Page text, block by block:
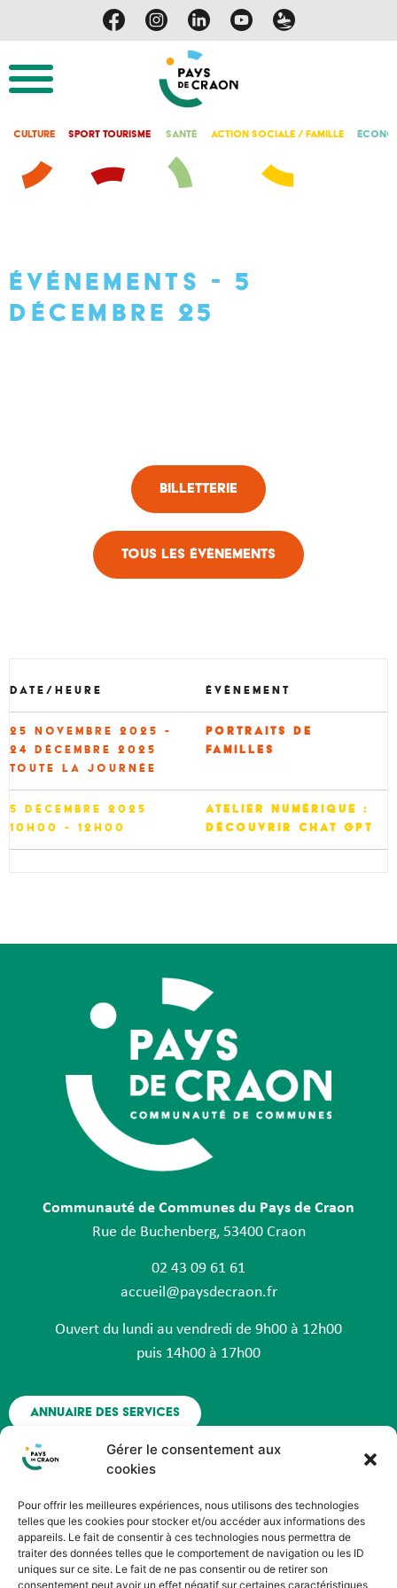
Gérer le consentement aux
cookies
Pour offrir les meilleures expériences, nous utilisons des technologies
telles que les cookies pour stocker et/ou accéder aux informations des
appareils. Le fait de consentir à ces technologies nous permettra de
traiter des données telles que le comportement de navigation ou les ID
uniques sur ce site. Le fait de ne pas consentir ou de retirer son
consentement peut avoir un effet négatif sur certaines caractéristiques
Culture Sport Tourisme Santé Action Sociale / Famille
Événements - 5
décembre 25
Billetterie
Tous les évènements
Date/heure Évènement
25 novembre 2025 -
24 décembre 2025
Toute la journée
Portraits de
familles
5 décembre 2025
10h00 - 12h00
Atelier numérique :
Découvrir Chat GPT
Communauté de Communes du Pays de Craon
Rue de Buchenberg, 53400 Craon
02 43 09 61 61
accueil@paysdecraon.fr
Ouvert du lundi au vendredi de 9h00 à 12h00
puis 14h00 à 17h00
Annuaire des services
Nous contacter
Espace agent - Octime
Suivez nous !